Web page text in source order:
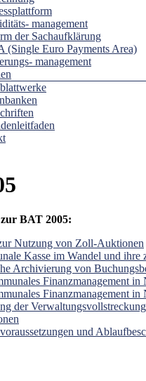
management
der Sachaufklärung
(Single Euro Payments Area)
management
BAT 2005:
Nutzung von Zoll-Auktionen
Kasse im Wandel und
Archivierung von
Finanzmanagement
Finanzmanagement
der Verwaltungsvollstreckung
und